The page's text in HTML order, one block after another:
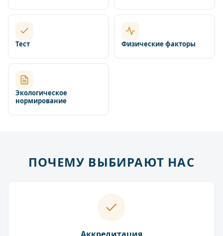
Тест Физические факторы
Экологическое
нормирование
ПОЧЕМУ ВЫБИРАЮТ НАС